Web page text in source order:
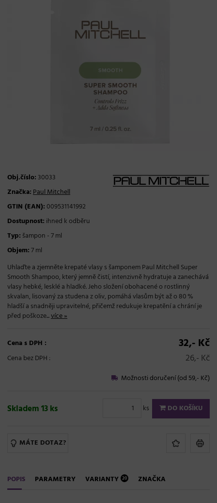
Obj.číslo: 30033
Značka:Paul Mitchell
GTIN (EAN):009531141992
Dostupnost: ihned k odběru
Typ: šampon - 7 ml
Objem:7 ml
Uhlaďte a zjemněte krepaté vlasy s šamponem Paul Mitchell Super
Smooth Shampoo, který jemně čistí, intenzivně hydratuje a zanechává
vlasy hebké, lesklé a hladké. Jeho složení obohacené o rostlinný
skvalan, lisovaný za studena z oliv, pomáhá vlasům být až o 80 %
hladší a snadněji upravitelné, přičemž redukuje krepatění a chrání je
před poškoze...více »
Cena s DPH : 32,- Kč
Cena bez DPH : 26,- Kč
Možnosti doručení (od 59,- Kč)
Skladem 13 ks ks DO KOŠÍKU
MÁTE DOTAZ?
POPIS PARAMETRY VARIANTY 20 ZNAČKA